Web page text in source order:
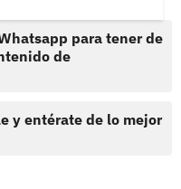
para tener de
de
y entérate de lo mejor